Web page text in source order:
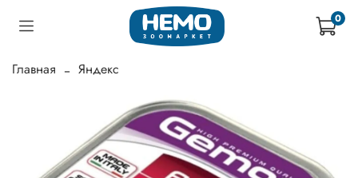
0
Главная Яндекс